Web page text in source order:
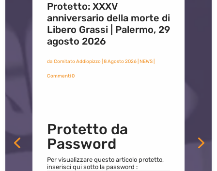
Protetto: XXXV
anniversario della morte di
Libero Grassi | Palermo, 29
agosto 2026
da Comitato Addiopizzo| 8 Agosto 2026| NEWS|
Commenti 0
Protetto da
Password
Per visualizzare questo articolo protetto,
inserisci qui sotto la password :